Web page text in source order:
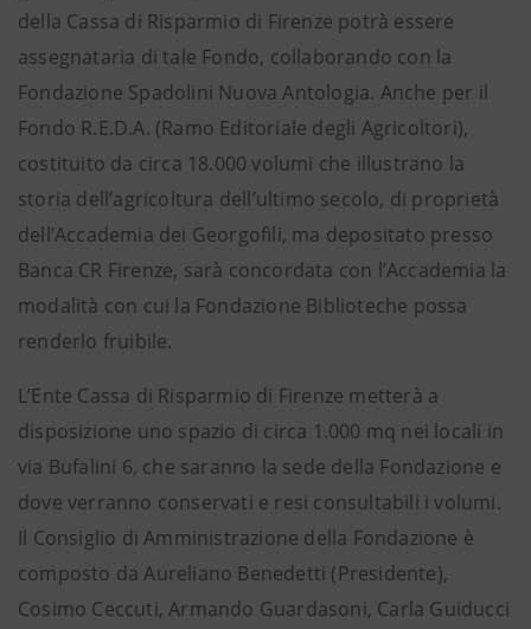
della Cassa di Risparmio di Firenze potrà essere
assegnataria di tale Fondo, collaborando con la
Fondazione Spadolini Nuova Antologia. Anche per il
Fondo R.E.D.A. (Ramo Editoriale degli Agricoltori),
costituito da circa 18.000 volumi che illustrano la
storia dell’agricoltura dell’ultimo secolo, di proprietà
dell’Accademia dei Georgofili, ma depositato presso
Banca CR Firenze, sarà concordata con l’Accademia la
modalità con cui la Fondazione Biblioteche possa
renderlo fruibile.
L’Ente Cassa di Risparmio di Firenze metterà a
disposizione uno spazio di circa 1.000 mq nei locali in
via Bufalini 6, che saranno la sede della Fondazione e
dove verranno conservati e resi consultabili i volumi.
Il Consiglio di Amministrazione della Fondazione è
composto da Aureliano Benedetti (Presidente),
Cosimo Ceccuti, Armando Guardasoni, Carla Guiducci